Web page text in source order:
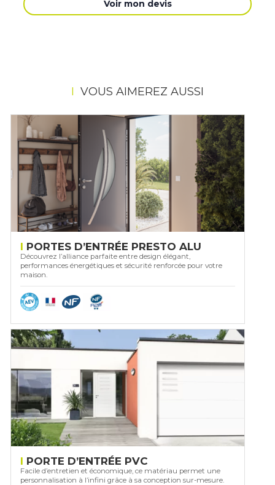
Voir mon devis
VOUS AIMEREZ AUSSI
PORTES D’ENTRÉE PRESTO ALU
Découvrez l’alliance parfaite entre design élégant,
performances énergétiques et sécurité renforcée pour votre
maison.
PORTE D’ENTRÉE PVC
Facile d’entretien et économique, ce matériau permet une
personnalisation à l’infini grâce à sa conception sur-mesure.